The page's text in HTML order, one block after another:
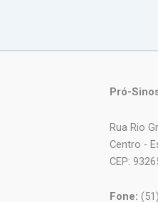
Pró-
Rua Rio
Centro -
CEP:
Fone: